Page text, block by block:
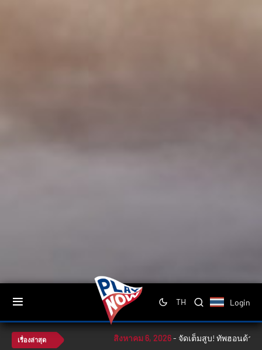
TH Login
เรื่องล่าสุด สิงหาคม 6, 2026-จัดเต็มสูบ! ทัพฮอนด้าลุ้นล่